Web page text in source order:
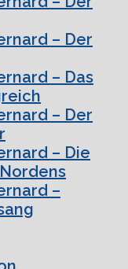
– Der
– Das
– Der
– Die
–